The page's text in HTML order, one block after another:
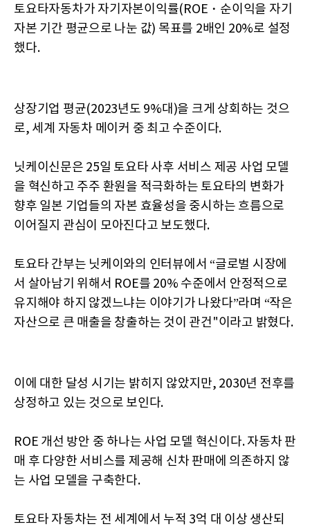
토요타자동차가 자기자본이익률(ROE・순이익을 자기
자본 기간 평균으로 나눈 값) 목표를 2배인 20%로 설정
했다.
상장기업 평균(2023년도 9%대)을 크게 상회하는 것으
로, 세계 자동차 메이커 중 최고 수준이다.
닛케이신문은 25일 토요타 사후 서비스 제공 사업 모델
을 혁신하고 주주 환원을 적극화하는 토요타의 변화가
향후 일본 기업들의 자본 효율성을 중시하는 흐름으로
이어질지 관심이 모아진다고 보도했다.
토요타 간부는 닛케이와의 인터뷰에서 “글로벌 시장에
서 살아남기 위해서 ROE를 20% 수준에서 안정적으로
유지해야 하지 않겠느냐는 이야기가 나왔다”라며 “작은
자산으로 큰 매출을 창출하는 것이 관건"이라고 밝혔다.
이에 대한 달성 시기는 밝히지 않았지만, 2030년 전후를
상정하고 있는 것으로 보인다.
ROE 개선 방안 중 하나는 사업 모델 혁신이다. 자동차 판
매 후 다양한 서비스를 제공해 신차 판매에 의존하지 않
는 사업 모델을 구축한다.
토요타 자동차는 전 세계에서 누적 3억 대 이상 생산되